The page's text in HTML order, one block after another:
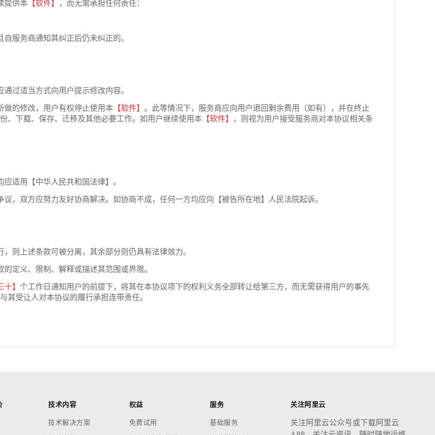
提供本 【软件】 ，而无需承担任何责任：
服务商通知其纠正后仍未纠正的。
过适当方式向用户提示修改内容。
做的修改，用户有权停止使用本 【软件】 。此等情况下，服务商应向用户退回剩余费用（如有），并在终止
、下载、保存、迁移及其他必要工作。如用户继续使用本 【软件】 ，则视为用户接受服务商对本协议相关条
适用【中华人民共和国法律】。
，双方应努力友好协商解决。如协商不成，任何一方均应向【被告所在地】人民法院起诉。
则上述条款可被分离，其余部分则仍具有法律效力。
定义、限制、解释或描述其范围或界限。
十】 个工作日通知用户的前提下，将其在本协议项下的权利义务全部转让给第三方，而无需获得用户的事先
其受让人对本协议的履行承担连带责任。
技术内容
技术解决方案
权益
免费试用
服务
基础服务
关注阿里云
关注阿里云公众号或下载阿里云